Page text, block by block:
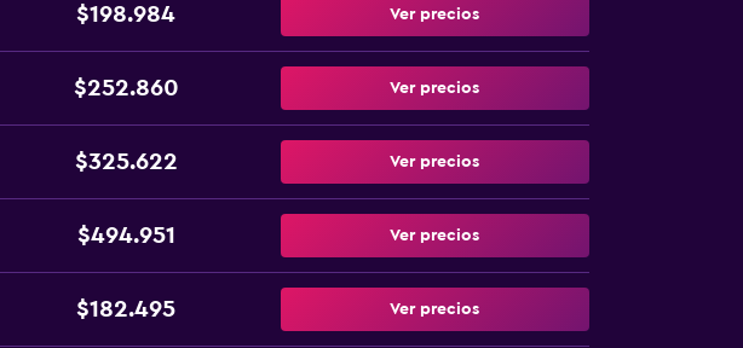
$198.984 Ver precios
$252.860 Ver precios
$325.622 Ver precios
$494.951 Ver precios
$182.495 Ver precios